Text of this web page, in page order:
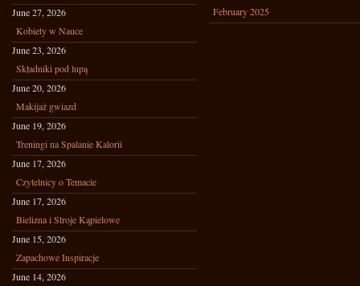
June 27, 2026
Kobiety w Nauce
June 23, 2026
Składniki pod lupą
June 20, 2026
Makijaż gwiazd
June 19, 2026
Treningi na Spalanie Kalorii
June 17, 2026
Czytelnicy o Temacie
June 17, 2026
Bielizna i Stroje Kąpielowe
June 15, 2026
Zapachowe Inspiracje
June 14, 2026
February 2025